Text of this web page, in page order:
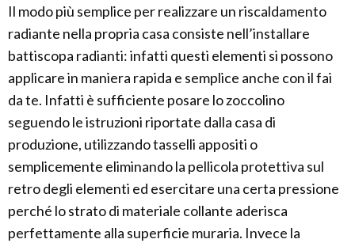
Il modo più semplice per realizzare un riscaldamento
radiante nella propria casa consiste nell’installare
battiscopa radianti: infatti questi elementi si possono
applicare in maniera rapida e semplice anche con il fai
da te. Infatti è sufficiente posare lo zoccolino
seguendo le istruzioni riportate dalla casa di
produzione, utilizzando tasselli appositi o
semplicemente eliminando la pellicola protettiva sul
retro degli elementi ed esercitare una certa pressione
perché lo strato di materiale collante aderisca
perfettamente alla superficie muraria. Invece la